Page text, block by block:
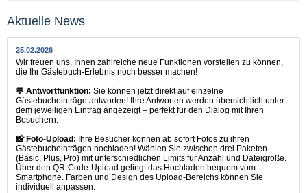
Aktuelle News
25.02.2026
Wir freuen uns, Ihnen zahlreiche neue Funktionen vorstellen zu können,
die Ihr Gästebuch-Erlebnis noch besser machen!
💬 Antwortfunktion: Sie können jetzt direkt auf einzelne
Gästebucheinträge antworten! Ihre Antworten werden übersichtlich unter
dem jeweiligen Eintrag angezeigt – perfekt für den Dialog mit Ihren
Besuchern.
📸 Foto-Upload: Ihre Besucher können ab sofort Fotos zu ihren
Gästebucheinträgen hochladen! Wählen Sie zwischen drei Paketen
(Basic, Plus, Pro) mit unterschiedlichen Limits für Anzahl und Dateigröße.
Über den QR-Code-Upload gelingt das Hochladen bequem vom
Smartphone. Farben und Design des Upload-Bereichs können Sie
individuell anpassen.